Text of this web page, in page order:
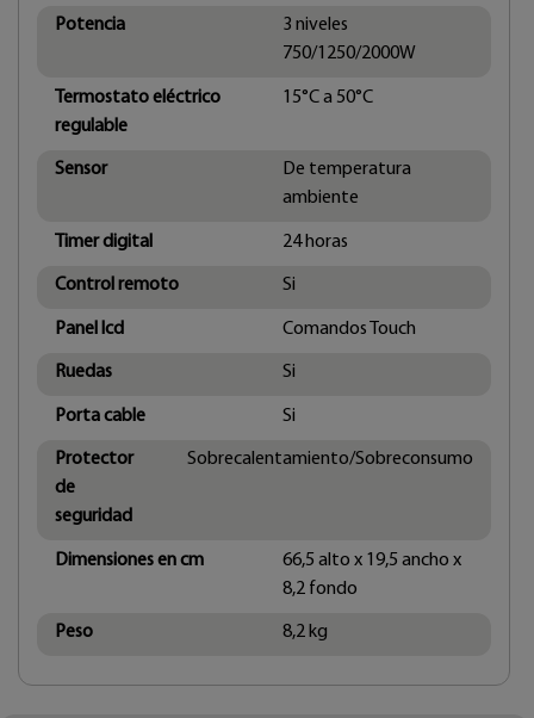
Potencia
3 niveles
750/1250/2000W
Termostato eléctrico
regulable
15°C a 50°C
Sensor
De temperatura
ambiente
Timer digital 24 horas
Control remoto Si
Panel lcd Comandos Touch
Ruedas Si
Porta cable Si
Protector
de
seguridad
Sobrecalentamiento/Sobreconsumo
Dimensiones en cm
66,5 alto x 19,5 ancho x
8,2 fondo
Peso 8,2 kg